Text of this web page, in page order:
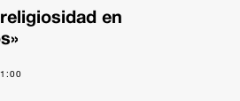
en